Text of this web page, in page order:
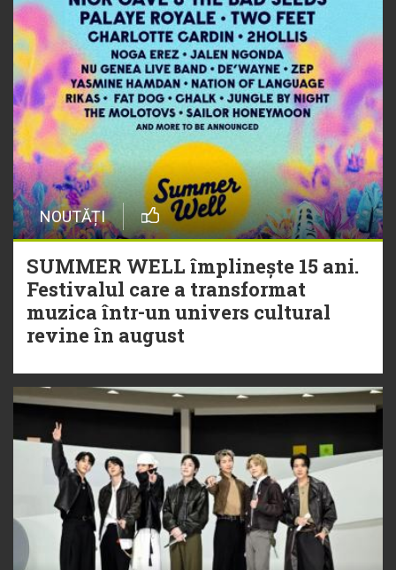
NOUTĂȚI
SUMMER WELL împlinește 15 ani.
Festivalul care a transformat
muzica într-un univers cultural
revine în august